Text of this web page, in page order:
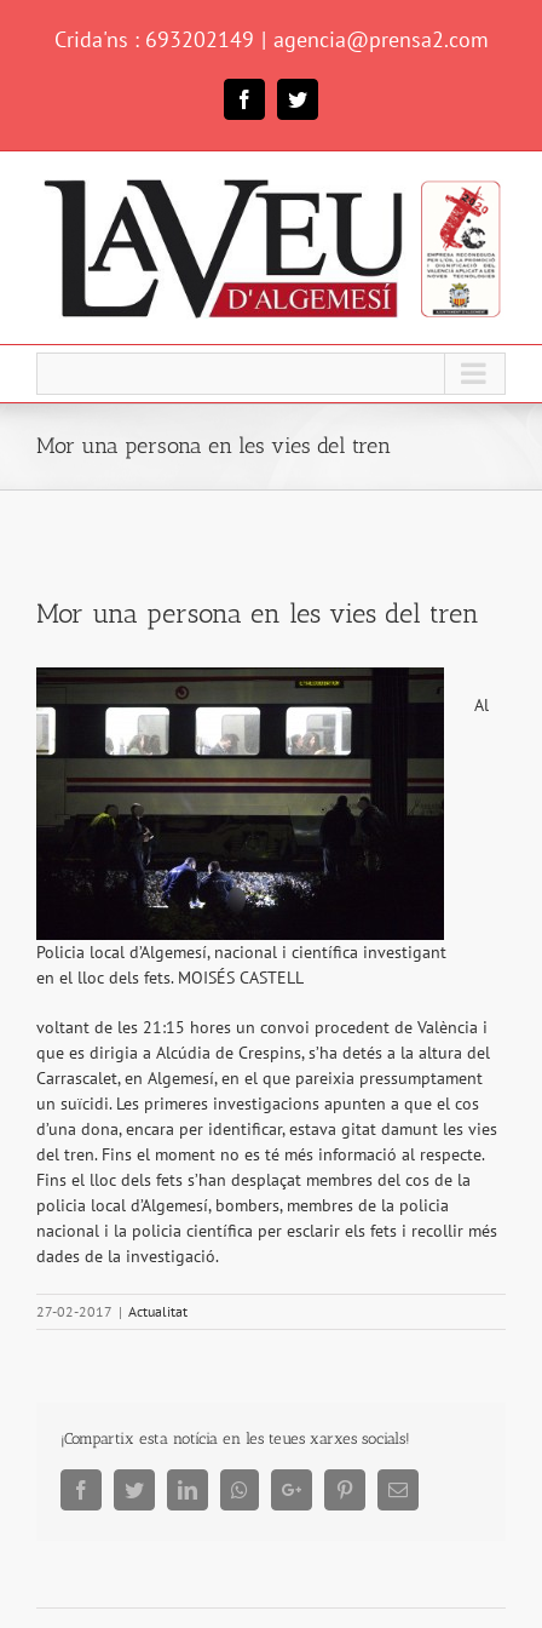
Crida'ns : 693202149 | agencia@prensa2.com
FacebookTwitter
Mor una persona en les vies del tren
Image
Mor una persona en les vies del tren
Policia local d’Algemesí, nacional i científica investigant
en el lloc dels fets. MOISÉS CASTELL
Al
voltant de les 21:15 hores un convoi procedent de València i
que es dirigia a Alcúdia de Crespins, s’ha detés a la altura del
Carrascalet, en Algemesí, en el que pareixia pressumptament
un suïcidi. Les primeres investigacions apunten a que el cos
d’una dona, encara per identificar, estava gitat damunt les vies
del tren. Fins el moment no es té més informació al respecte.
Fins el lloc dels fets s’han desplaçat membres del cos de la
policia local d’Algemesí, bombers, membres de la policia
nacional i la policia científica per esclarir els fets i recollir més
dades de la investigació.
27-02-2017 | Actualitat
¡Compartix esta notícia en les teues xarxes socials!
FacebookTwitterLinkedInWhatsappGoogle+ PinterestEmail